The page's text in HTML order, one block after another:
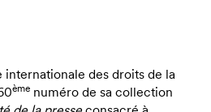
des droits de la
ème numéro de sa collection